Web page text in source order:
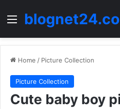
Menu
Home / Picture Collection
Picture Collection
Cute baby boy